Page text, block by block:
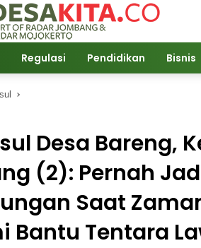
Regulasi Pendidikan Bisnis
Desa Bareng,
(2): Pernah
Saat
Bantu Tentara